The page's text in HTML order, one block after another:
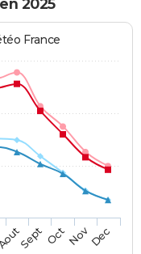
2025
France
Sept OctNovDec